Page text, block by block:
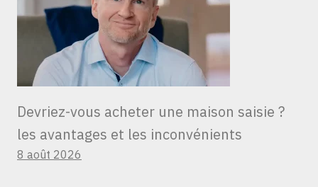
Devriez-vous acheter une maison saisie ?
les avantages et les inconvénients
8 août 2026